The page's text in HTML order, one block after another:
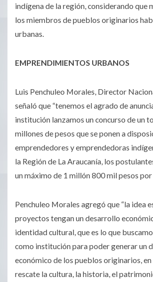
indígena de la región, considerando que
los miembros de pueblos originarios
urbanas.
EMPRENDIMIENTOS URBANOS
Luis Penchuleo Morales, Director
señaló que “tenemos el agrado de
institución lanzamos un concurso de un
millones de pesos que se ponen a
emprendedores y emprendedoras
la Región de La Araucanía, los
un máximo de 1 millón 800 mil pesos
Penchuleo Morales agregó que “la idea
proyectos tengan un desarrollo
identidad cultural, que es lo que
como institución para poder generar un
económico de los pueblos originarios, en
rescate la cultura, la historia, el